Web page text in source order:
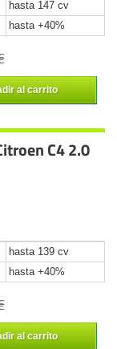
hasta 147 cv
hasta +40%
al carrito
C4 2.0
hasta 139 cv
hasta +40%
al carrito